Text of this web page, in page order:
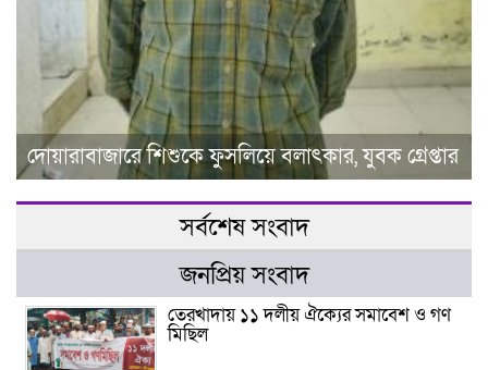
দোয়ারাবাজারে শিশুকে ফুসলিয়ে বলাৎকার, যুবক গ্রেপ্তার
সর্বশেষ সংবাদ
জনপ্রিয় সংবাদ
তেরখাদায় ১১ দলীয় ঐক্যের সমাবেশ ও গণ
মিছিল